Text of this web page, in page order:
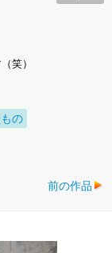
笑）
の
前の作品